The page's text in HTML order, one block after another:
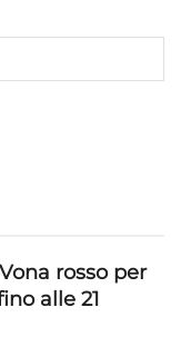
rosso per
alle 21